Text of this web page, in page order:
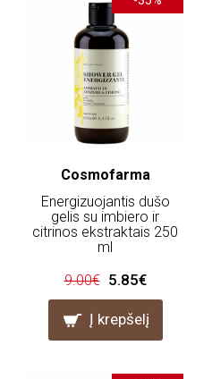
Cosmofarma
Energizuojantis dušo
gelis su imbiero ir
citrinos ekstraktais 250
ml
9.00€ 5.85€
Į krepšelį